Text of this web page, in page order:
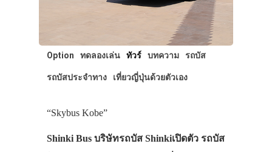
Option ทดลองเล่น ทัวร์ บทความ รถบัส
รถบัสประจำทาง เที่ยวญี่ปุ่นด้วยตัวเอง
“Skybus Kobe”
Shinki Bus บริษัทรถบัส Shinkiเปิดตัว รถบัส